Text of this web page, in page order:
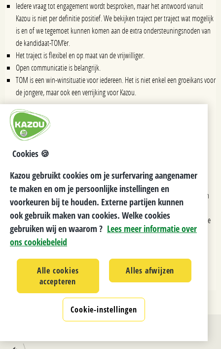
Iedere vraag tot engagement wordt besproken, maar het antwoord vanuit
Kazou is niet per definitie positief. We bekijken traject per traject wat mogelijk
is en of we tegemoet kunnen komen aan de extra ondersteuningsnoden van
de kandidaat-TOM’er.
Het traject is flexibel en op maat van de vrijwilliger.
Open communicatie is belangrijk.
TOM is een win-winsituatie voor iedereen. Het is niet enkel een groeikans voor
de jongere, maar ook een verrijking voor Kazou.
HISTORIEK
In 1947 vertrokken onze voorgangers voor het eerst op vakantie. Toen heetten
we nog
'de meisjes en jongens van de Preventieve Luchtkuren'. Welke geschiedenis we
sindsdien doorlopen hebben kan jehierlezen.
Cookies 🍪
Kazou gebruikt cookies om je surfervaring aangenamer
te maken en om je persoonlijke instellingen en
voorkeuren bij te houden. Externe partijen kunnen
ook gebruik maken van cookies. Welke cookies
gebruiken wij en waarom ? Lees meer informatie over
ons cookiebeleid
Alle cookies
accepteren
Alles afwijzen
Cookie-instellingen